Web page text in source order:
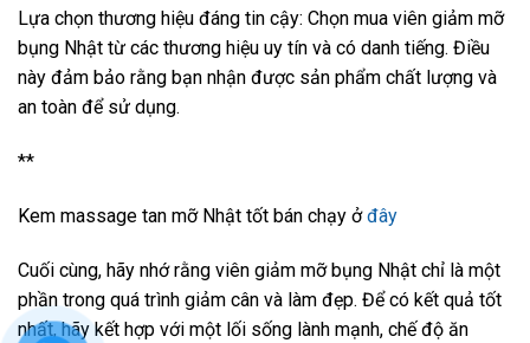
Lựa chọn thương hiệu đáng tin cậy: Chọn mua viên giảm mỡ
bụng Nhật từ các thương hiệu uy tín và có danh tiếng. Điều
này đảm bảo rằng bạn nhận được sản phẩm chất lượng và
an toàn để sử dụng.
**
Kem massage tan mỡ Nhật tốt bán chạy ởđây
Cuối cùng, hãy nhớ rằng viên giảm mỡ bụng Nhật chỉ là một
phần trong quá trình giảm cân và làm đẹp. Để có kết quả tốt
nhất, hãy kết hợp với một lối sống lành mạnh, chế độ ăn